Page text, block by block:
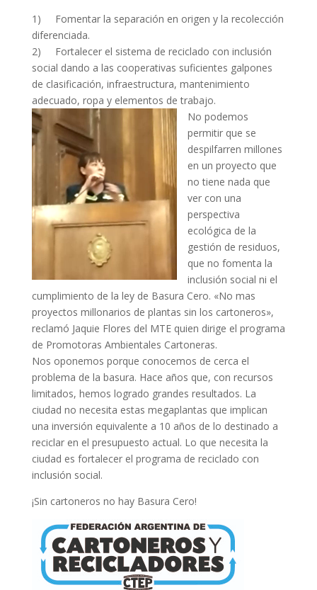
1) Fomentar la separación en origen y la recolección
diferenciada.
2) Fortalecer el sistema de reciclado con inclusión
social dando a las cooperativas suficientes galpones
de clasificación, infraestructura, mantenimiento
adecuado, ropa y elementos de trabajo.
No podemos
permitir que se
despilfarren millones
en un proyecto que
no tiene nada que
ver con una
perspectiva
ecológica de la
gestión de residuos,
que no fomenta la
inclusión social ni el
cumplimiento de la ley de Basura Cero. «No mas
proyectos millonarios de plantas sin los cartoneros»,
reclamó Jaquie Flores del MTE quien dirige el programa
de Promotoras Ambientales Cartoneras.
Nos oponemos porque conocemos de cerca el
problema de la basura. Hace años que, con recursos
limitados, hemos logrado grandes resultados. La
ciudad no necesita estas megaplantas que implican
una inversión equivalente a 10 años de lo destinado a
reciclar en el presupuesto actual. Lo que necesita la
ciudad es fortalecer el programa de reciclado con
inclusión social.
¡Sin cartoneros no hay Basura Cero!